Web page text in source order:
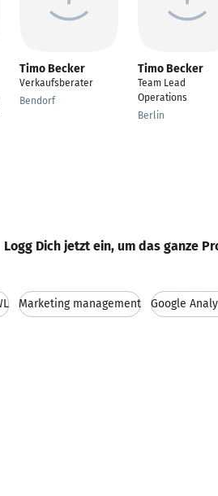
Timo Becker
Verkaufsberater
Bendorf
Timo Becker
Team Lead
Operations
Berlin
Logg Dich jetzt ein, um das ganze
Marketing management Google